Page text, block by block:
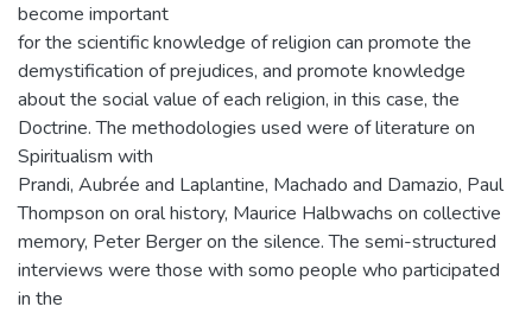
become important
for the scientific knowledge of religion can promote the
demystification of prejudices, and promote knowledge
about the social value of each religion, in this case, the
Doctrine. The methodologies used were of literature on
Spiritualism with
Prandi, Aubrée and Laplantine, Machado and Damazio, Paul
Thompson on oral history, Maurice Halbwachs on collective
memory, Peter Berger on the silence. The semi-structured
interviews were those with somo people who participated
in the